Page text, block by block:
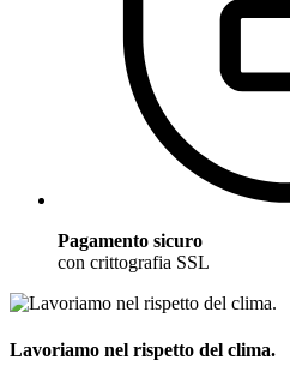
Pagamento sicuro
con crittografia SSL
Lavoriamo nel rispetto del clima.